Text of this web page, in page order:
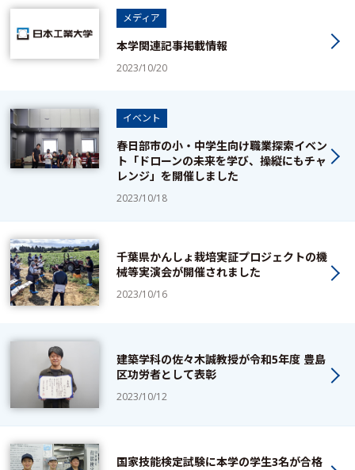
メディア
本学関連記事掲載情報
2023/10/20
イベント
春日部市の小・中学生向け職業探索イベン
ト「ドローンの未来を学び、操縦にもチャ
レンジ」を開催しました
2023/10/18
千葉県かんしょ栽培実証プロジェクトの機
械等実演会が開催されました
2023/10/16
建築学科の佐々木誠教授が令和5年度 豊島
区功労者として表彰
2023/10/12
国家技能検定試験に本学の学生3名が合格